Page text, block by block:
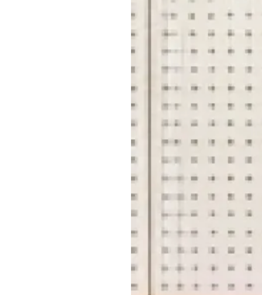
お
メ
店
横浜
事業
契